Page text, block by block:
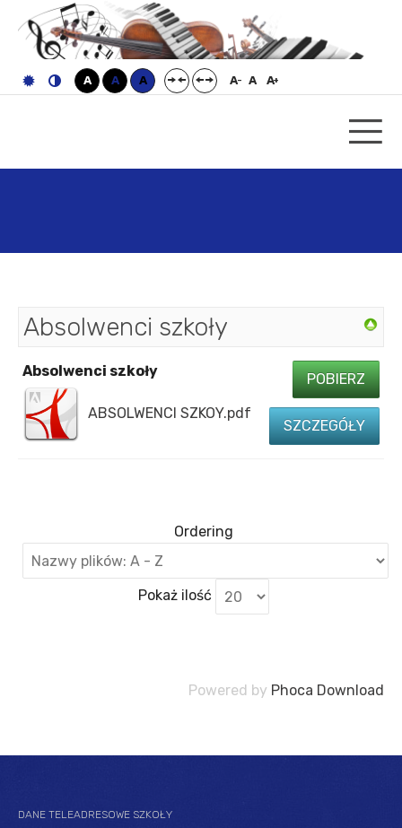
A A A A- A A+
Absolwenci szkoły
Absolwenci szkoły
ABSOLWENCI SZKOY.pdf
POBIERZ
SZCZEGÓŁY
Ordering
Pokaż ilość
Powered by Phoca Download
DANE TELEADRESOWE SZKOŁY